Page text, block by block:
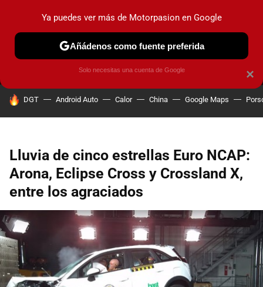
MENÚ NUEVO
COCHES ELÉCTRICOS OBSERVATORIO
HOY SE HABLA DE
DGT Android Auto Calor China Google Maps
Lluvia de cinco estrellas Euro NCAP:
Arona, Eclipse Cross y Crossland X,
entre los agraciados
×
Ya puedes ver más de Motorpasion en Google
Añádenos como fuente preferida
Solo necesitas una cuenta de Google